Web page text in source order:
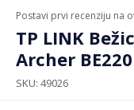
Postavi prvi recenziju na
TP LINK
Archer
SKU 49026